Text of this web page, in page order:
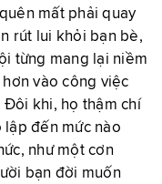
mất phải quay
rút lui khỏi bạn bè,
từng mang lại niềm
vào công việc
khi, họ thậm chí
lập đến mức nào
như một cơn
bạn đời muốn